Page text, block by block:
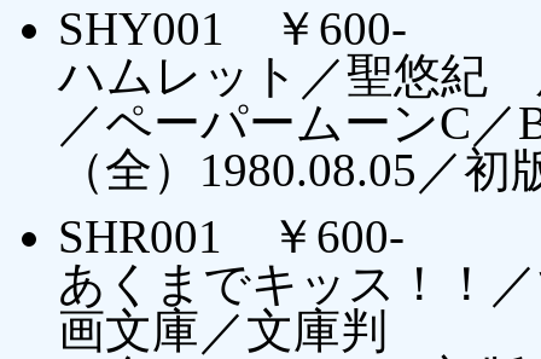
SHY001 ￥600-
ハムレット／聖悠紀
／ペーパームーンC／
（全）1980.08.05／初
SHR001 ￥600-
あくまでキッス！！
画文庫／文庫判